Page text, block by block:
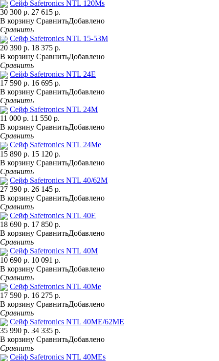
Сейф Safetronics NTL 120Ms
30 300 р. 27 615 р.
В корзину СравнитьДобавлено
Сравнить
Сейф Safetronics NTL 15-53M
20 390 р. 18 375 р.
В корзину СравнитьДобавлено
Сравнить
Сейф Safetronics NTL 24E
17 590 р. 16 695 р.
В корзину СравнитьДобавлено
Сравнить
Сейф Safetronics NTL 24M
11 000 р. 11 550 р.
В корзину СравнитьДобавлено
Сравнить
Сейф Safetronics NTL 24Me
15 890 р. 15 120 р.
В корзину СравнитьДобавлено
Сравнить
Сейф Safetronics NTL 40/62M
27 390 р. 26 145 р.
В корзину СравнитьДобавлено
Сравнить
Сейф Safetronics NTL 40E
18 690 р. 17 850 р.
В корзину СравнитьДобавлено
Сравнить
Сейф Safetronics NTL 40M
10 690 р. 10 091 р.
В корзину СравнитьДобавлено
Сравнить
Сейф Safetronics NTL 40Me
17 590 р. 16 275 р.
В корзину СравнитьДобавлено
Сравнить
Сейф Safetronics NTL 40ME/62ME
35 990 р. 34 335 р.
В корзину СравнитьДобавлено
Сравнить
Сейф Safetronics NTL 40MEs